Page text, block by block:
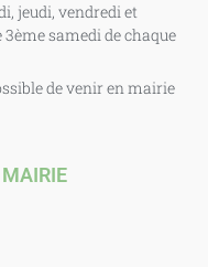
jeudi, vendredi et
samedi de chaque
de venir en mairie